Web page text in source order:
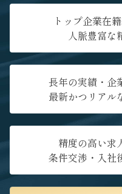
トップ企業在
人脈豊富な
長年の実績・企
最新かつリアル
精度の高い求
条件交渉・入社